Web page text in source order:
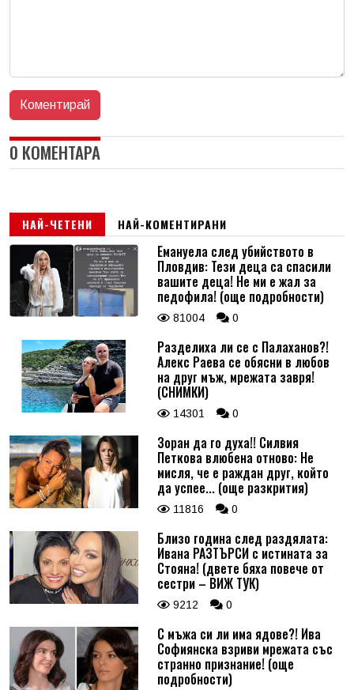
0 КОМЕНТАРА
НАЙ-ЧЕТЕНИ НАЙ-КОМЕНТИРАНИ
Емануела след убийството в
Пловдив: Тези деца са спасили
вашите деца! Не ми е жал за
педофила! (още подробности)
81004 0
Разделиха ли се с Палаханов?!
Алекс Раева се обясни в любов
на друг мъж, мрежата завря!
(СНИМКИ)
14301 0
Зоран да го духа!! Силвия
Петкова влюбена отново: Не
мисля, че е раждан друг, който
да успее... (още разкрития)
11816 0
Близо година след раздялата:
Ивана РАЗТЪРСИ с истината за
Стояна! (двете бяха повече от
сестри – ВИЖ ТУК)
9212 0
С мъжа си ли има ядове?! Ива
Софиянска взриви мрежата със
странно признание! (още
подробности)